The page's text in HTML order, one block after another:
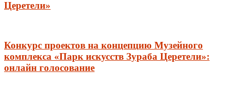
Церетели»
Конкурс проектов на концепцию Музейного
комплекса «Парк искусств Зураба Церетели»:
онлайн голосование